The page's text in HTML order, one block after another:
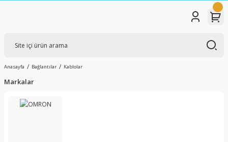
Anasayfa Bağlantılar Kablolar
Markalar